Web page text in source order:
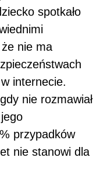
spotkało
nie ma
internecie.
nie rozmawiał
przypadków
nie stanowi dla